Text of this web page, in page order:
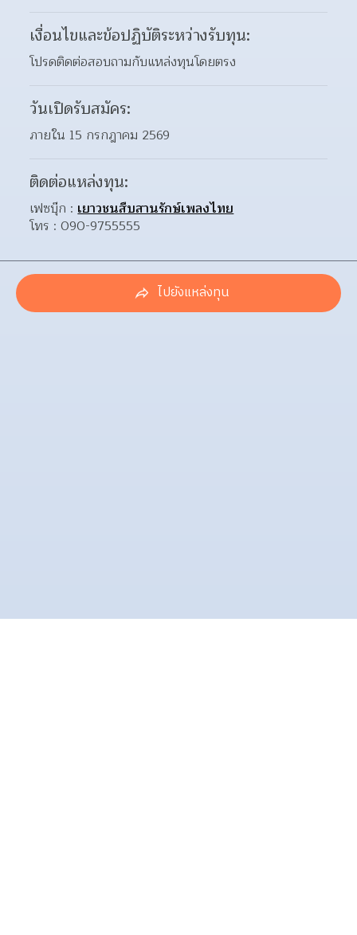
เงื่อนไขและข้อปฏิบัติระหว่างรับทุน:
โปรดติดต่อสอบถามกับแหล่งทุนโดยตรง
วันเปิดรับสมัคร:
ภายใน 15 กรกฎาคม 2569
ติดต่อแหล่งทุน:
เฟซบุ๊ก : เยาวชนสืบสานรักษ์เพลงไทย
โทร : 090-9755555
ไปยังแหล่งทุน